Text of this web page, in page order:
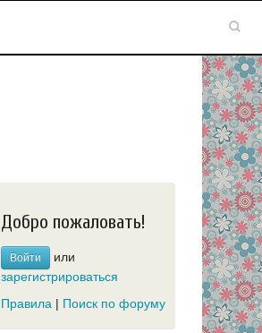
Добро пожаловать!
Войти
или
зарегистрироваться
Правила | Поиск по форуму